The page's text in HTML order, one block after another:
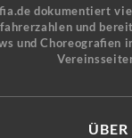
dokumentiert
und
und
ÜBER